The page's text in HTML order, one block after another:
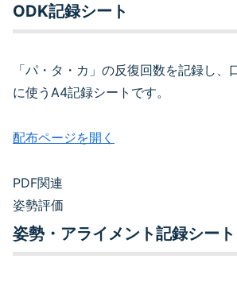
ODK記録シート
「パ・タ・カ」の反復回数を記録し、
に使うA4記録シートです。
配布ページを開く
PDF関連
姿勢評価
姿勢・アライメント記録シート